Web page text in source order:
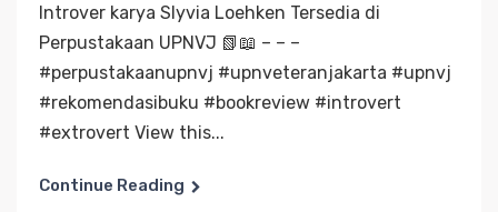
Introver karya Slyvia Loehken Tersedia di
Perpustakaan UPNVJ 📗📖 – – –
#perpustakaanupnvj #upnveteranjakarta #upnvj
#rekomendasibuku #bookreview #introvert
#extrovert View this...
Continue Reading